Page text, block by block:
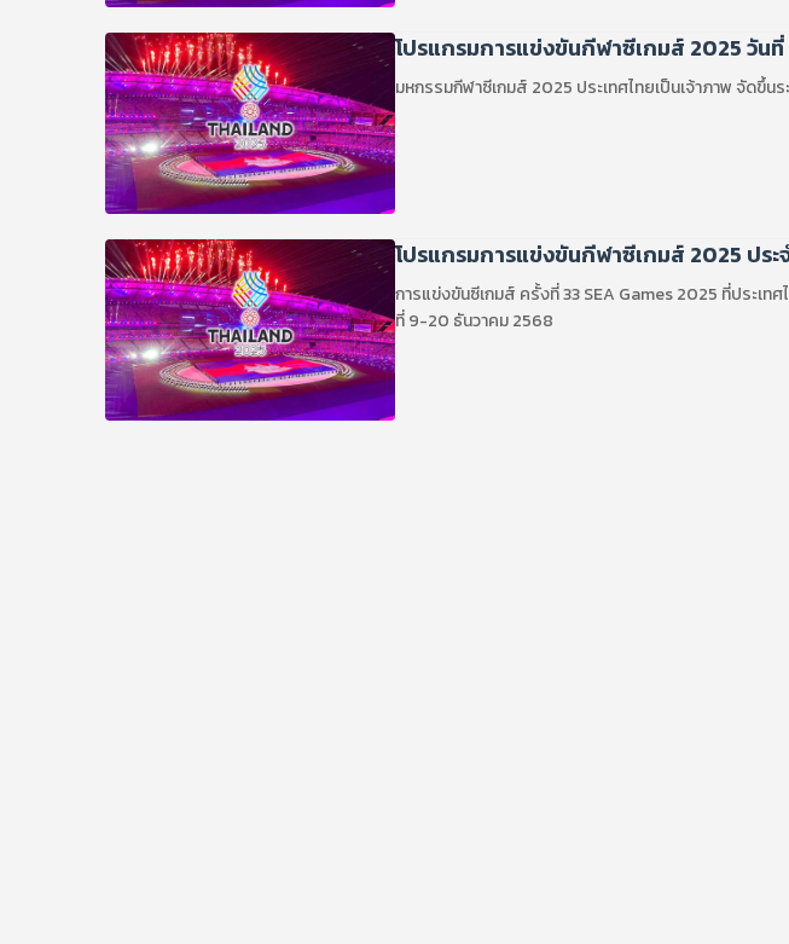
โปรแกรมการแข่งขันกีฬาซีเกมส์ 2025 วัน
มหกรรมกีฬาซีเกมส์ 2025 ประเทศไทยเป็นเจ้าภาพ จัดขึ้น
โปรแกรมการแข่งขันกีฬาซีเกมส์ 2025 ประ
การแข่งขันซีเกมส์ ครั้งที่ 33 SEA Games 2025 ที่ประเท
ที่ 9-20 ธันวาคม 2568